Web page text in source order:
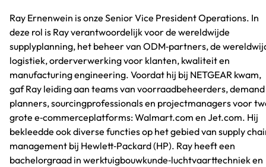
Ray Ernenwein is onze Senior Vice President Operations. In
deze rol is Ray verantwoordelijk voor de wereldwijde
supplyplanning, het beheer van ODM‑partners, de
logistiek, orderverwerking voor klanten, kwaliteit en
manufacturing engineering. Voordat hij bij NETGEAR kwam,
gaf Ray leiding aan teams van voorraadbeheerders, demand
planners, sourcingprofessionals en projectmanagers voor
grote e‑commerceplatforms: Walmart.com en Jet.com. Hij
bekleedde ook diverse functies op het gebied van supply
management bij Hewlett‑Packard (HP). Ray heeft een
bachelorgraad in werktuigbouwkunde‑luchtvaarttechniek en